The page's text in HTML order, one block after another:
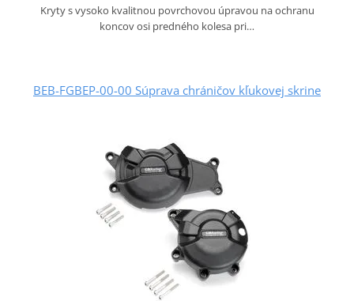
Kryty s vysoko kvalitnou povrchovou úpravou na ochranu
koncov osi predného kolesa pri…
BEB-FGBEP-00-00 Súprava chráničov kľukovej skrine